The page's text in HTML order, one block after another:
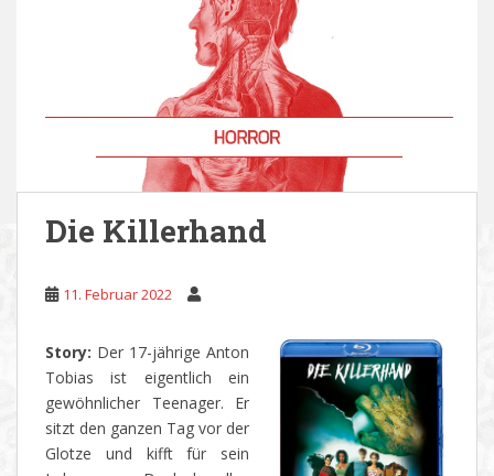
Die Killerhand
11. Februar 2022
Story: Der 17-jährige Anton
Tobias ist eigentlich ein
gewöhnlicher Teenager. Er
sitzt den ganzen Tag vor der
Glotze und kifft für sein